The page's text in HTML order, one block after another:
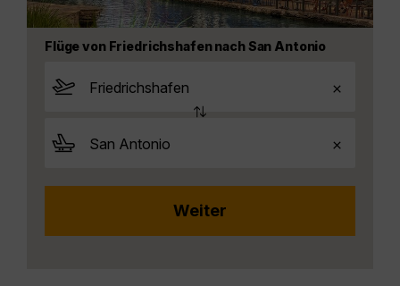
Flüge von Friedrichshafen nach San Antonio